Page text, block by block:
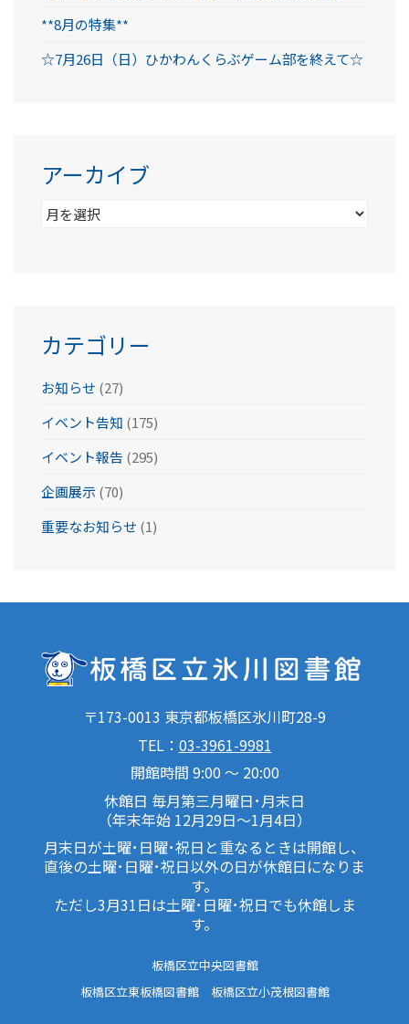
**8月の特集**
☆7月26日（日）ひかわんくらぶゲーム部を終えて☆
アーカイブ
ア
カテゴリー
お知らせ (27)
イベント告知 (175)
イベント報告 (295)
企画展示(70)
重要なお知らせ (1)
〒173-0013 東京都板橋区氷川町28-9
TEL： 03-3961-9981
開館時間 9:00 ～ 20:00
休館日 毎月第三月曜日･月末日
（年末年始 12月29日～1月4日）
月末日が土曜･日曜･祝日と重なるときは開館し、
直後の土曜･日曜･祝日以外の日が休館日になりま
す。
ただし3月31日は土曜･日曜･祝日でも休館しま
す。
板橋区立中央図書館
板橋区立東板橋図書館
板橋区立小茂根図書館